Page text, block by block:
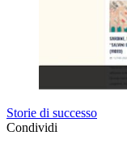
Storie di successo
Condividi